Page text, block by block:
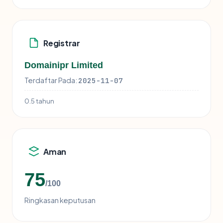
Registrar
Domainipr Limited
Terdaftar Pada: 2025-11-07
0.5 tahun
Aman
75/100
Ringkasan keputusan